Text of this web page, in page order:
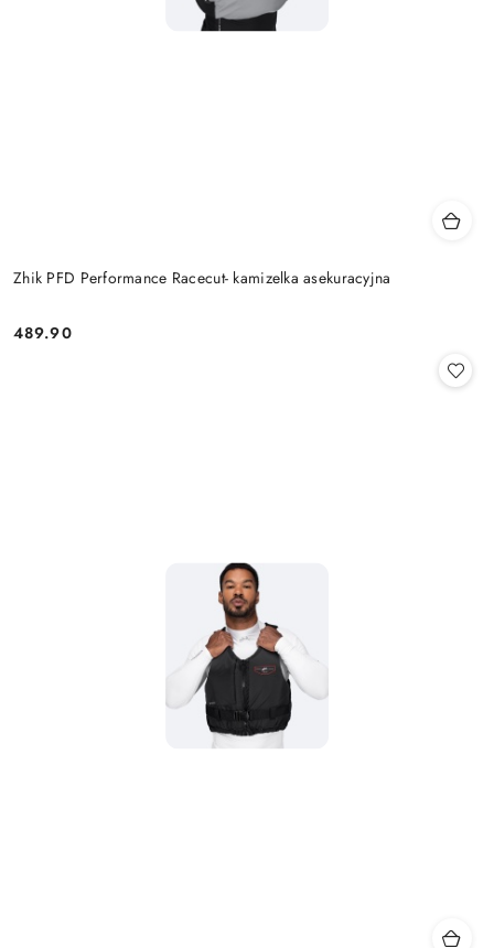
Zhik PFD Performance Racecut- kamizelka asekuracyjna
Cena:
489.90